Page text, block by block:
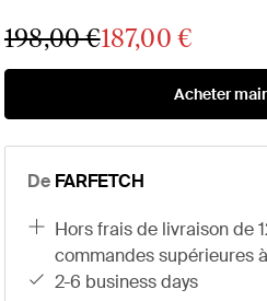
198,00 €187,00 €
Acheter
De FARFETCH
hors frais de livraison de 12,00 € (gratuit pour les
commandes supérieures
2-6 business days